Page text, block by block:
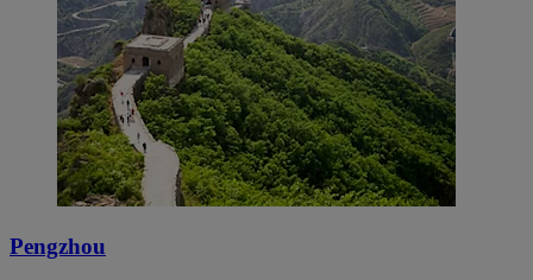
Pengzhou